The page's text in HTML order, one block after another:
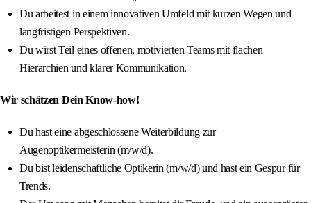
Du arbeitest in einem innovativen Umfeld mit kurzen Wegen und
langfristigen Perspektiven.
Du wirst Teil eines offenen, motivierten Teams mit flachen
Hierarchien und klarer Kommunikation.
Wir schätzen Dein Know-how!
Du hast eine abgeschlossene Weiterbildung zur
Augenoptikermeisterin (m/w/d).
Du bist leidenschaftliche Optikerin (m/w/d) und hast ein Gespür für
Trends.